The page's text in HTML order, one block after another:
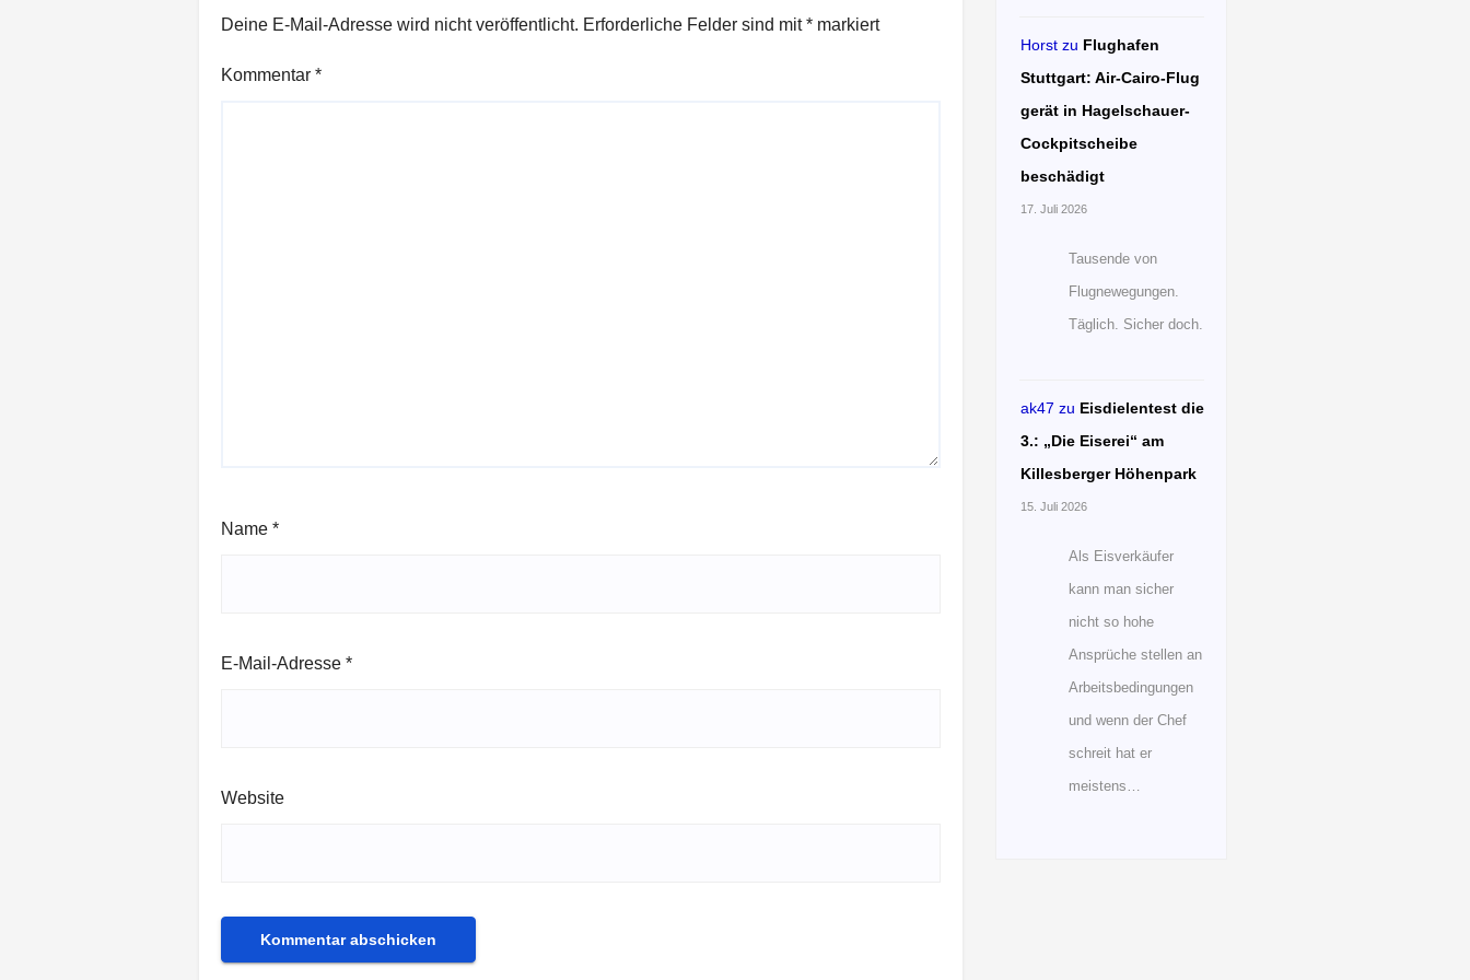
Deine E-Mail-Adresse wird nicht veröffentlicht. Erforderliche Felder sind mit* markiert
Kommentar *
Name *
E-Mail-Adresse *
Website
Horstzu Flughafen
Stuttgart: Air-Cairo-Flug
gerät in Hagelschauer-
Cockpitscheibe
beschädigt
17. Juli 2026
Tausende von
Flugnewegungen.
Täglich. Sicher doch.
ak47 zu Eisdielentest die
3.: „Die Eiserei“ am
Killesberger Höhenpark
15. Juli 2026
Als Eisverkäufer
kann man sicher
nicht so hohe
Ansprüche stellen an
Arbeitsbedingungen
und wenn der Chef
schreit hat er
meistens…